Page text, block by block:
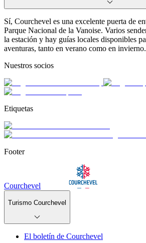
Sí, Courchevel es una excelente puerta de
Parque Nacional de la Vanoise. Varios
la estación y hay guías locales disponibles
aventuras, tanto en verano como en invierno.
Nuestros socios
Etiquetas
Footer
Courchevel
Turismo Courchevel
El boletín de Courchevel